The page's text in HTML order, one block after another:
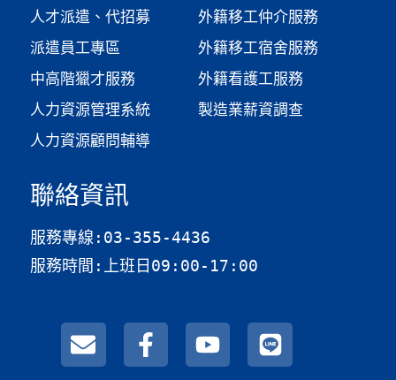
人才派遣、代招募
派遣員工專區
中高階獵才服務
人力資源管理系統
人力資源顧問輔導
外籍移工仲介服務
外籍移工宿舍服務
外籍看護工服務
製造業薪資調查​
聯絡資訊
服務專線:03-355-4436
服務時間:上班日09:00-17:00